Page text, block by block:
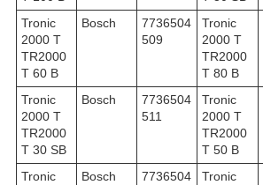
Tronic
2000 T
TR2000
T 60 B
Bosch
7736504
509
Tronic
2000 T
TR2000
T 80 B
Tronic
2000 T
TR2000
T 30 SB
Bosch
7736504
511
Tronic
2000 T
TR2000
T 50 B
Tronic
Bosch
7736504
Tronic